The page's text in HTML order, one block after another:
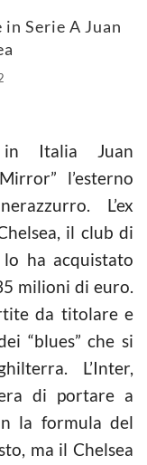
Serie A Juan
in Italia Juan
l’esterno
L’ex
il club di
lo ha acquistato
milioni di euro.
da titolare e
“blues” che si
L’Inter,
di portare a
la formula del
ma il Chelsea